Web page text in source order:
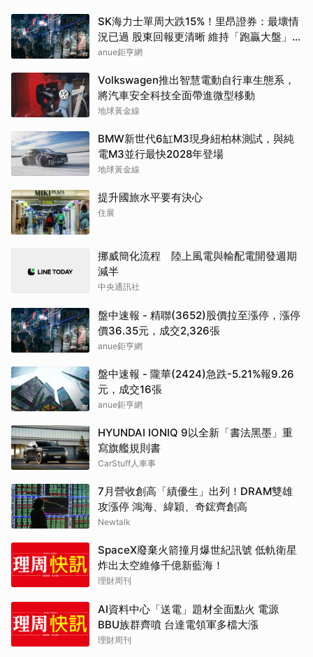
SK海力士單周大跌15%！里昂證券：最壞情
況已過 股東回報更清晰 維持「跑贏大盤」
評等
anue鉅亨網
Volkswagen推出智慧電動自行車生態系，
將汽車安全科技全面帶進微型移動
地球黃金線
BMW新世代6缸M3現身紐柏林測試，與純
電M3並行最快2028年登場
地球黃金線
提升國旅水平要有決心
住展
挪威簡化流程 陸上風電與輸配電開發週期
減半
中央通訊社
盤中速報 - 精聯(3652)股價拉至漲停，漲停
價36.35元，成交2,326張
anue鉅亨網
盤中速報 - 隴華(2424)急跌-5.21%報9.26
元，成交16張
anue鉅亨網
HYUNDAI IONIQ 9以全新「書法黑墨」重
寫旗艦規則書
CarStuff人車事
7月營收創高「績優生」出列！DRAM雙雄
攻漲停 鴻海、緯穎、奇鋐齊創高
Newtalk
SpaceX廢棄火箭撞月爆世紀訊號 低軌衛星
炸出太空維修千億新藍海！
理財周刊
AI資料中心「送電」題材全面點火 電源
BBU族群齊噴 台達電領軍多檔大漲
理財周刊